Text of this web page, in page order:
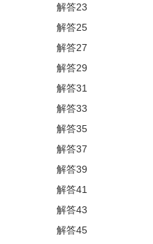
解答23
解答25
解答27
解答29
解答31
解答33
解答35
解答37
解答39
解答41
解答43
解答45